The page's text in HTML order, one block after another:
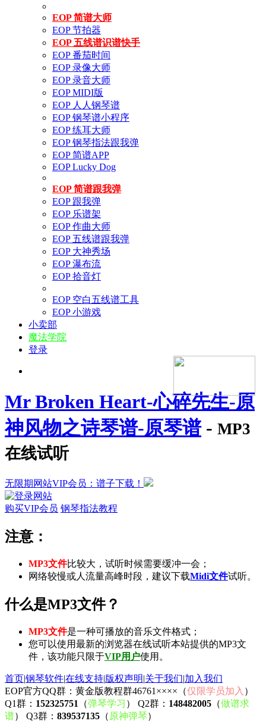
EOP 简谱大师
EOP 节拍器
EOP 五线谱识谱快手
EOP 番茄时间
EOP 录像大师
EOP 录音大师
EOP MIDI版
EOP 人人钢琴谱
EOP 钢琴谱小程序
EOP 练耳大师
EOP 钢琴指法跟我弹
EOP 简谱APP
EOP Lucky Dog
EOP 简谱跟我弹
EOP 跟我弹
EOP 乐谱架
EOP 作曲大师
EOP 五线谱跟我弹
EOP 大神秀场
EOP 瀑布流
EOP 拾音灯
EOP 空白五线谱工具
EOP 小游戏
小卖部
魔法学院
登录
Mr Broken Heart-心碎先生-原
神风物之诗琴谱-原琴谱- MP3
在线试听
无限期网站VIP会员：谱子下载！
购买VIP会员 钢琴指法教程
注意：
MP3文件比较大，试听时候需要缓冲一会；
网络较慢或人流量高峰时段，建议下载Midi文件试听。
什么是MP3文件？
MP3文件是一种可播放的音乐文件格式；
您可以使用最新的浏览器在线试听本站提供的MP3文
件，该功能只限于VIP用户使用。
首页|钢琴软件|在线支持|版权声明|关于我们|加入我们
EOP官方QQ群：黄金版教程群46761××××（仅限学员加入 ）
Q1群： 152325751 （弹琴学习 ） Q2群： 148482005 （做谱求
谱） Q3群： 839537135 （ 原神弹琴）